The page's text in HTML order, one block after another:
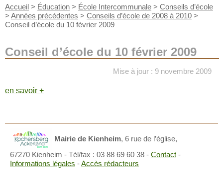
Accueil > Éducation > École Intercommunale > Conseils d’école
> Années précédentes > Conseils d’école de 2008 à 2010 >
Conseil d’école du 10 février 2009
Conseil d’école du 10 février 2009
Mise à jour : 9 novembre 2009
en savoir +
Mairie de Kienheim, 6 rue de l’église,
67270 Kienheim - Tél/fax : 03 88 69 60 38 - Contact -
Informations légales -Accès rédacteurs